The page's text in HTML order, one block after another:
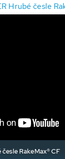
Hrubé česle
RakeMax® CF